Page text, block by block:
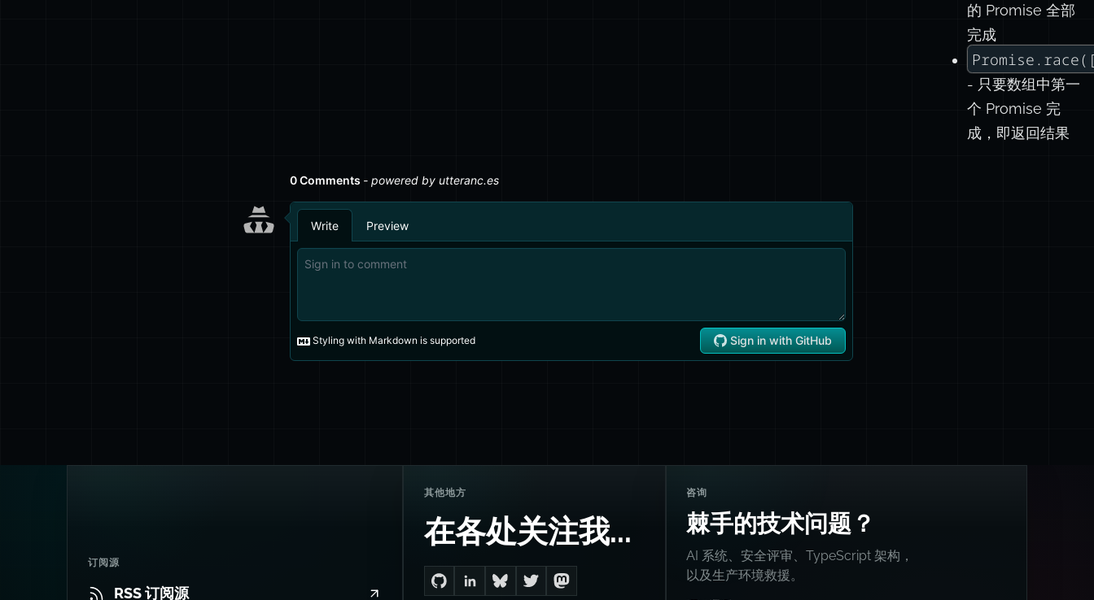
的 Promise 全部
完成
- 只要数组中第一
个 Promise 完
成，即返回结果
订阅源
RSS 订阅源
其他地方
在各处关注我...
Go to Dan's GitHub
Connect with me on LinkedIn
Follow me on Bluesky
Follow me on Twitter
Follow me on Mastodon
咨询
棘手的技术问题？
AI 系统、安全评审、TypeScript 架构，
以及生产环境救援。